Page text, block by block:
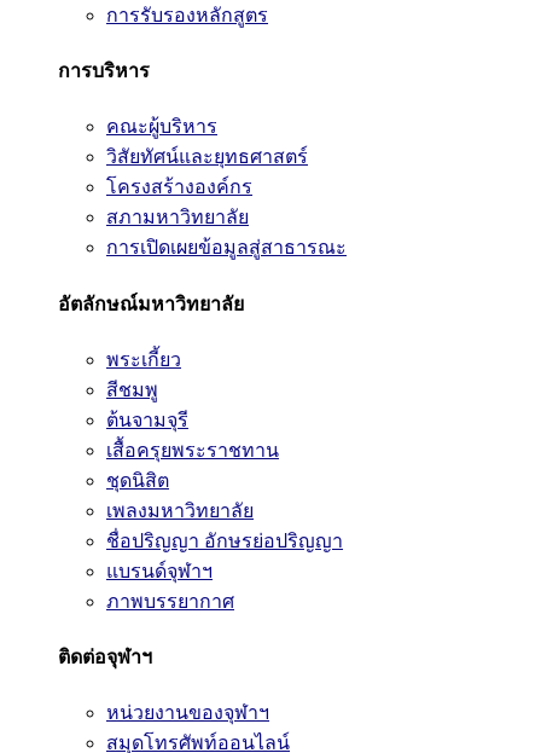
การรับรองหลักสูตร
การบริหาร
คณะผู้บริหาร
วิสัยทัศน์และยุทธศาสตร์
โครงสร้างองค์กร
สภามหาวิทยาลัย
การเปิดเผยข้อมูลสู่สาธารณะ
อัตลักษณ์มหาวิทยาลัย
พระเกี้ยว
สีชมพู
ต้นจามจุรี
เสื้อครุยพระราชทาน
ชุดนิสิต
เพลงมหาวิทยาลัย
ชื่อปริญญา อักษรย่อปริญญา
แบรนด์จุฬาฯ
ภาพบรรยากาศ
ติดต่อจุฬาฯ
หน่วยงานของจุฬาฯ
สมุดโทรศัพท์ออนไลน์